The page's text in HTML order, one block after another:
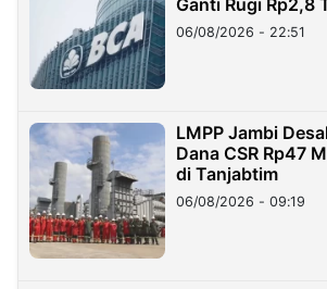
Ganti Rugi Rp2,8
06/08/2026 - 22:51
LMPP Jambi
Dana CSR Rp47
di Tanjabtim
06/08/2026 - 09:19